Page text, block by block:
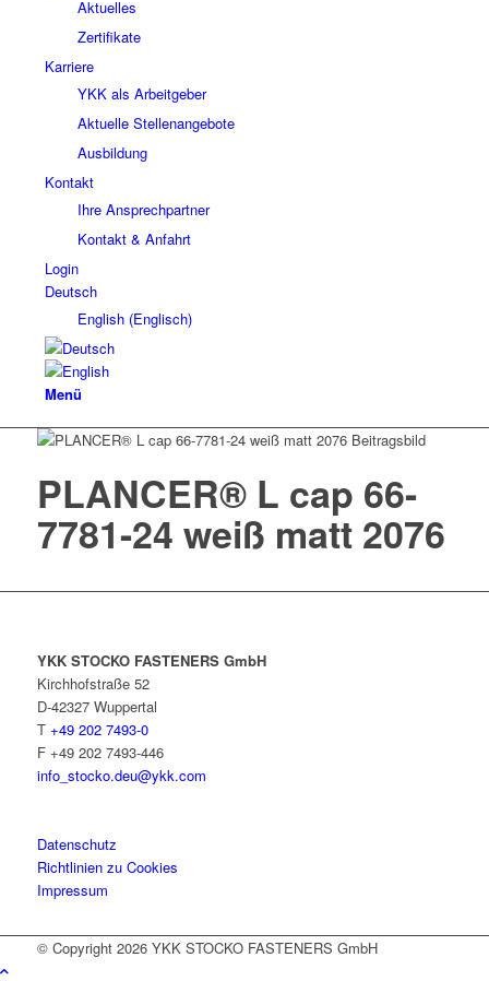
Aktuelles
Zertifikate
Karriere
YKK als Arbeitgeber
Aktuelle Stellenangebote
Ausbildung
Kontakt
Ihre Ansprechpartner
Kontakt & Anfahrt
Login
Deutsch
English(Englisch)
Menü
PLANCER® L cap 66-
7781-24 weiß matt 2076
YKK STOCKO FASTENERS GmbH
Kirchhofstraße 52
D-42327 Wuppertal
T +49 202 7493-0
F +49 202 7493-446
info_stocko.deu@ykk.com
Datenschutz
Richtlinien zu Cookies
Impressum
© Copyright 2026 YKK STOCKO FASTENERS GmbH